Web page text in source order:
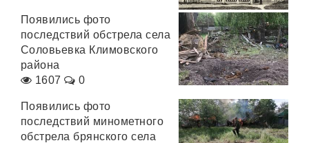
Появились фото
последствий обстрела села
Соловьевка Климовского
района
1607
0
Появились фото
последствий минометного
обстрела брянского села